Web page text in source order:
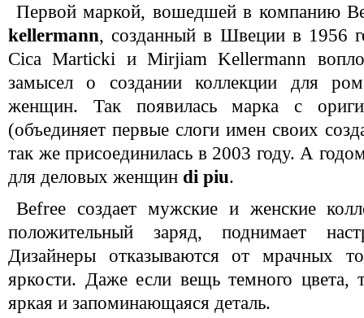
Первой маркой, вошедшей в компанию
kellermann, созданный в Швеции в 1956
Cica Marticki и Mirjiam Kellermann
замысел о создании коллекции для
женщин. Так появилась марка с
(объединяет первые слоги имен своих
так же присоединилась в 2003 году. А
для деловых женщин di piu.
Befree создает мужские и женские
положительный заряд, поднимает
Дизайнеры отказываются от мрачных
яркости. Даже если вещь темного цвета,
яркая и запоминающаяся деталь.